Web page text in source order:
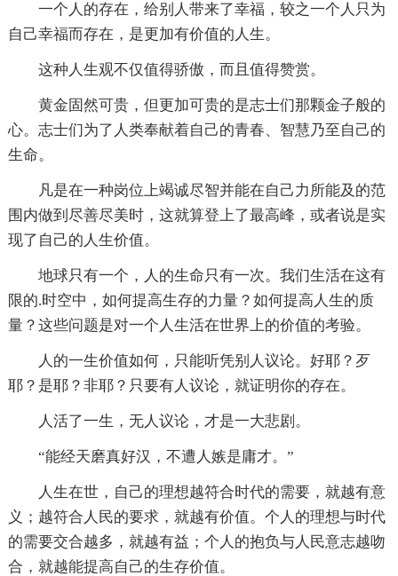
一个人的存在，给别人带来了幸福，较之一个人只为
自己幸福而存在，是更加有价值的人生。
这种人生观不仅值得骄傲，而且值得赞赏。
黄金固然可贵，但更加可贵的是志士们那颗金子般的
心。志士们为了人类奉献着自己的青春、智慧乃至自己的
生命。
凡是在一种岗位上竭诚尽智并能在自己力所能及的范
围内做到尽善尽美时，这就算登上了最高峰，或者说是实
现了自己的人生价值。
地球只有一个，人的生命只有一次。我们生活在这有
限的.时空中，如何提高生存的力量？如何提高人生的质
量？这些问题是对一个人生活在世界上的价值的考验。
人的一生价值如何，只能听凭别人议论。好耶？歹
耶？是耶？非耶？只要有人议论，就证明你的存在。
人活了一生，无人议论，才是一大悲剧。
“能经天磨真好汉，不遭人嫉是庸才。”
人生在世，自己的理想越符合时代的需要，就越有意
义；越符合人民的要求，就越有价值。个人的理想与时代
的需要交合越多，就越有益；个人的抱负与人民意志越吻
合，就越能提高自己的生存价值。